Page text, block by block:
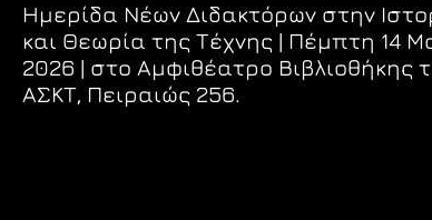
Hμερίδα Νέων Διδακτόρων στην
και Θεωρία της Τέχνης | Πέμπτη 14
2026 | στο Αμφιθέατρο Βιβλιοθήκης
ΑΣΚΤ, Πειραιώς 256.